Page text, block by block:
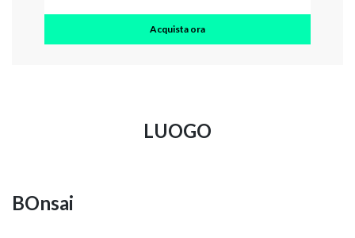
Acquista ora
LUOGO
BOnsai